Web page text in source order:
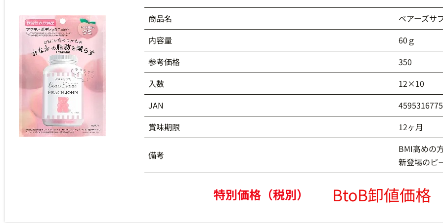
商品名
ベアーズ
内容量
60ｇ
参考価格
350
入数
12×10
JAN
賞味期限
12ヶ月
備考
BMI高めの
新登場のピ
特別価格（税別） BtoB卸値価格